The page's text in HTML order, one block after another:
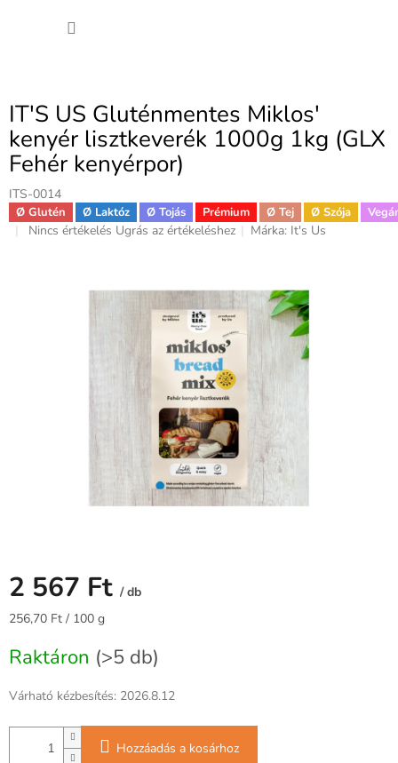
IT'S US Gluténmentes Miklos'
kenyér lisztkeverék 1000g 1kg (GLX
Fehér kenyérpor)
ITS-0014
Ø Glutén Ø Laktóz Ø Tojás Prémium Ø Tej Ø Szója
A
Nincs értékelés Ugrás az értékeléshez Márka: It's Us
2 567 Ft / db
Egységár:
256,70 Ft / 100 g
Raktáron (>5 db)
Várható kézbesítés: 2026.8.12
Hozzáadás a kosárhoz